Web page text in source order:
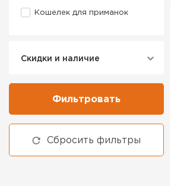
Кошелек для приманок
Скидки и наличие
Фильтровать
Сбросить фильтры